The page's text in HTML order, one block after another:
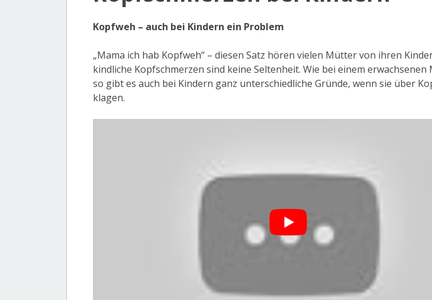
Kopfweh – auch bei Kindern ein Problem
„Mama ich hab Kopfweh“ – diesen Satz hören vielen Mütter von ihren
kindliche Kopfschmerzen sind keine Seltenheit. Wie bei einem erwachsenen
so gibt es auch bei Kindern ganz unterschiedliche Gründe, wenn sie über
klagen.